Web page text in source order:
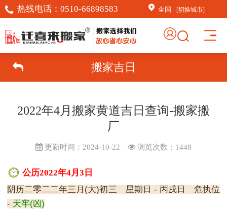
热线电话： 0510-66898583 全国 [切换城市]
搬家吉日
2022年4月搬家黄道吉日查询-搬家搬
厂
更新时间：2024-10-22 浏览次数： 1448
公历2022年4月3日
阴历二零二二年三月(大)初三 星期日 - 丙戌日 危执位
- 天牢(凶)